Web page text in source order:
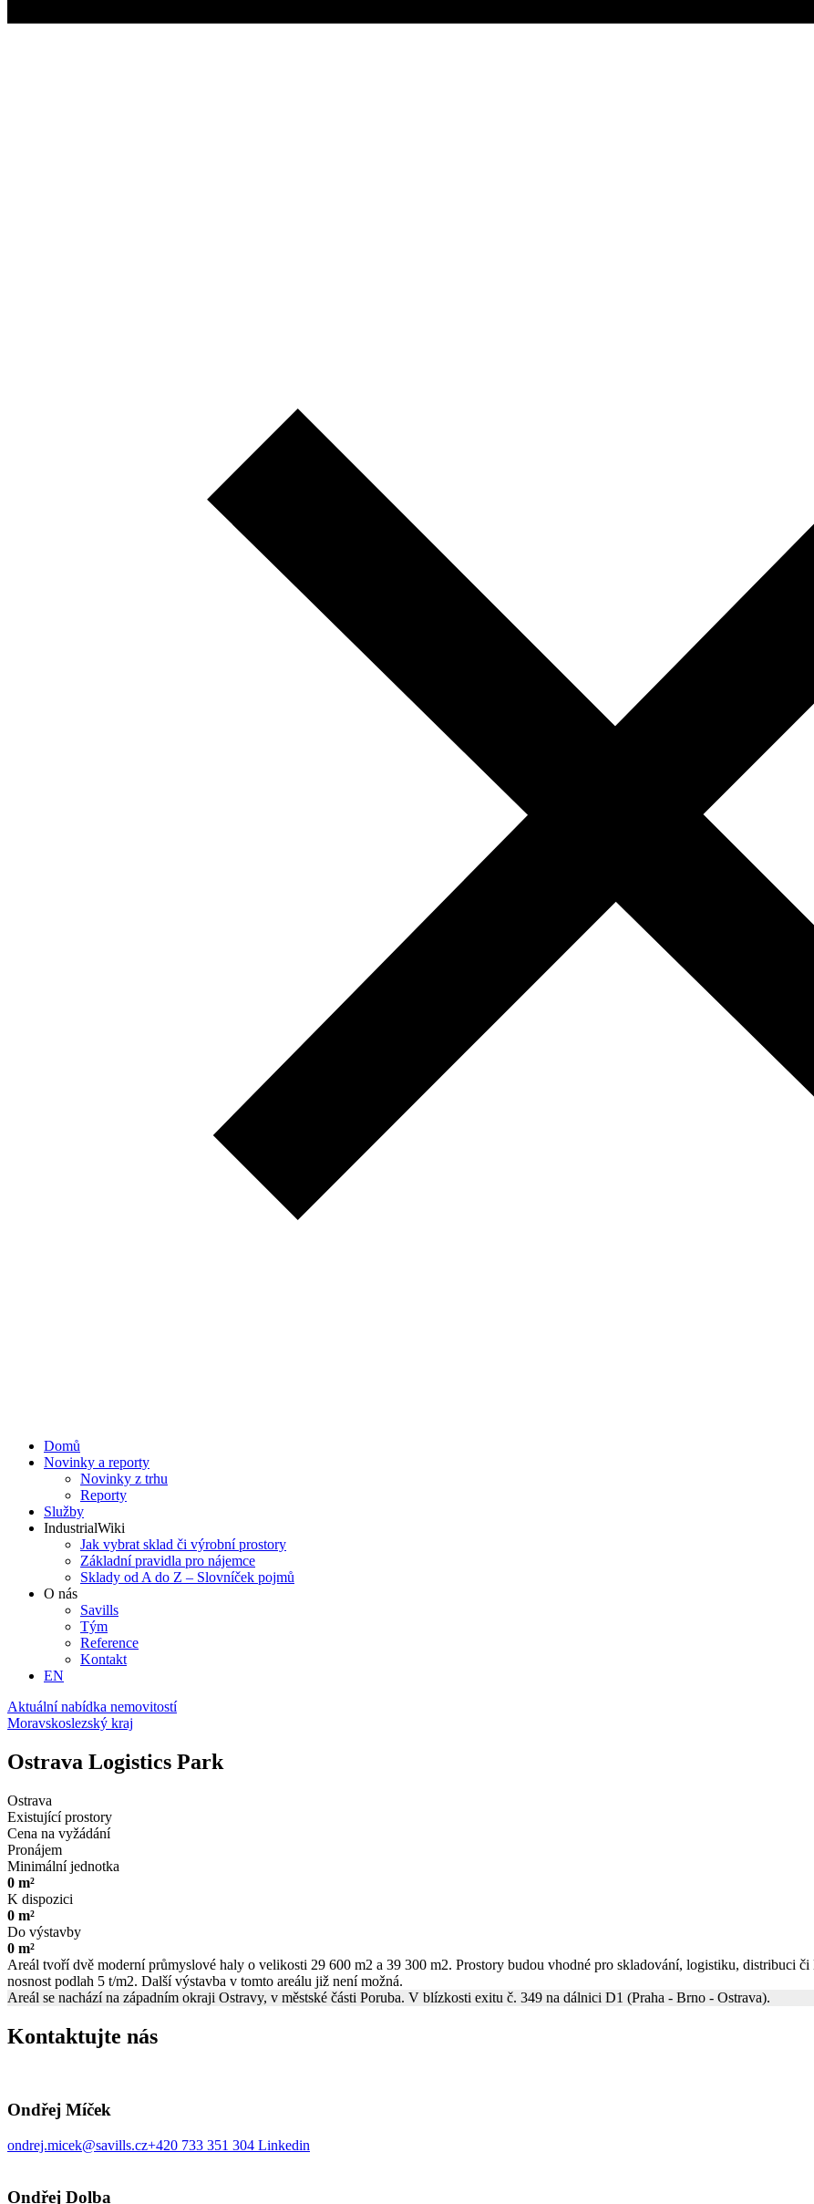
Domů
Novinky a reporty
Novinky z trhu
Reporty
Služby
IndustrialWiki
Jak vybrat sklad či výrobní prostory
Základní pravidla pro nájemce
Sklady od A do Z – Slovníček pojmů
O nás
Savills
Tým
Reference
Kontakt​
EN
Aktuální nabídka nemovitostí
Moravskoslezský kraj
Ostrava Logistics Park
Ostrava
Existující prostory
Cena na vyžádání
Pronájem
Minimální jednotka
0 m²
K dispozici
0 m²
Do výstavby
0 m²
Areál tvoří dvě moderní průmyslové haly o velikosti 29 600 m2 a 39 300 m2. Prostory budou vhodné pro skladování, logistiku, distribuci
nosnost podlah 5 t/m2. Další výstavba v tomto areálu již není možná.
Areál se nachází na západním okraji Ostravy, v městské části Poruba. V blízkosti exitu č. 349 na dálnici D1 (Praha - Brno - Ostrava).
Kontaktujte nás
Ondřej Míček
ondrej.micek@savills.cz+420 733 351 304 Linkedin
Ondřej Dolba